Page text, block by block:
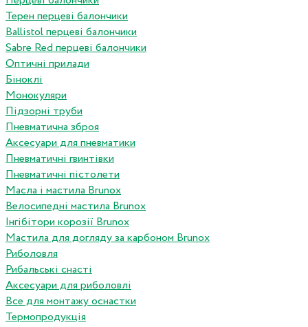
Терен перцеві балончики
Ballistol перцеві балончики
Sabre Red перцеві балончики
Оптичні прилади
Біноклі
Монокуляри
Підзорні труби
Пневматична зброя
Аксесуари для пневматики
Пневматичні гвинтівки
Пневматичні пістолети
Масла і мастила Brunox
Велосипедні мастила Brunox
Інгібітори корозії Brunox
Мастила для догляду за карбоном Brunox
Риболовля
Рибальські снасті
Аксесуари для риболовлі
Все для монтажу оснастки
Термопродукція